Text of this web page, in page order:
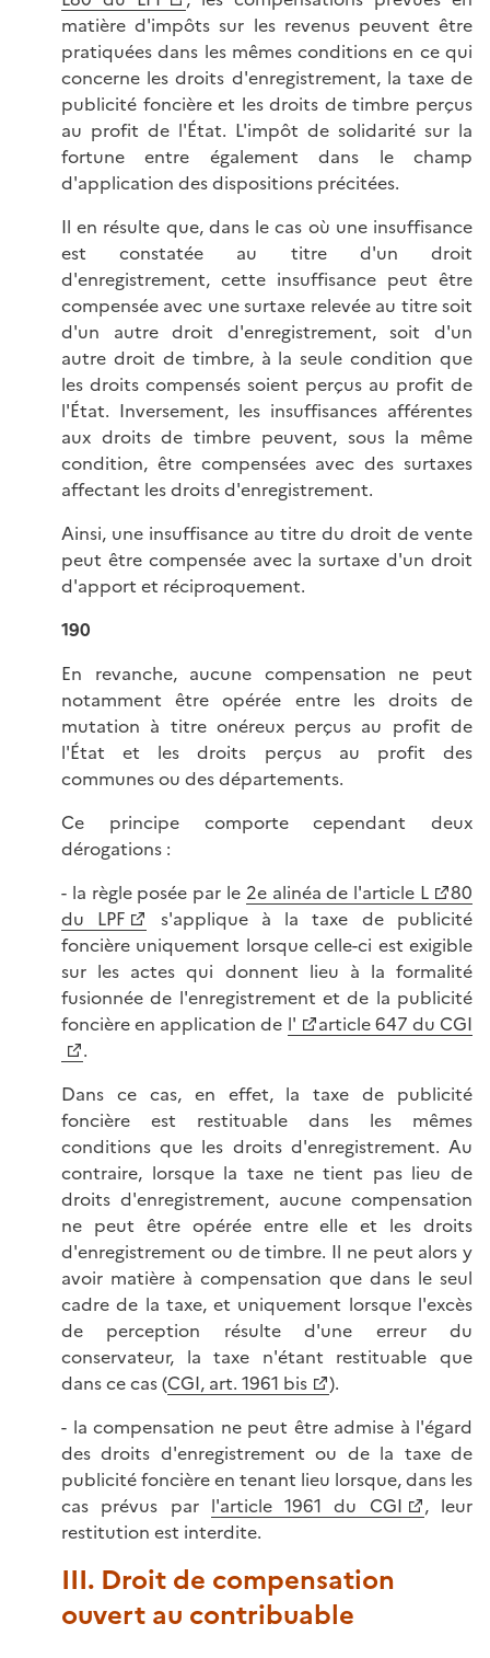
matière d'impôts sur les revenus peuvent être
pratiquées dans les mêmes conditions en ce qui
concerne les droits d'enregistrement, la taxe de
publicité foncière et les droits de timbre perçus
au profit de l'État. L'impôt de solidarité sur la
fortune entre également dans le champ
d'application des dispositions précitées.
Il en résulte que, dans le cas où une insuffisance
est constatée au titre d'un droit
d'enregistrement, cette insuffisance peut être
compensée avec une surtaxe relevée au titre soit
d'un autre droit d'enregistrement, soit d'un
autre droit de timbre, à la seule condition que
les droits compensés soient perçus au profit de
l'État. Inversement, les insuffisances afférentes
aux droits de timbre peuvent, sous la même
condition, être compensées avec des surtaxes
affectant les droits d'enregistrement.
Ainsi, une insuffisance au titre du droit de vente
peut être compensée avec la surtaxe d'un droit
d'apport et réciproquement.
190
En revanche, aucune compensation ne peut
notamment être opérée entre les droits de
mutation à titre onéreux perçus au profit de
l'État et les droits perçus au profit des
communes ou des départements.
Ce principe comporte cependant deux
dérogations :
- la règle posée par le 2e alinéa de l'article L
80
du LPF
s'applique à la taxe de publicité
foncière uniquement lorsque celle-ci est exigible
sur les actes qui donnent lieu à la formalité
fusionnée de l'enregistrement et de la publicité
foncière en application de l'
article 647 du CGI
.
Dans ce cas, en effet, la taxe de publicité
foncière est restituable dans les mêmes
conditions que les droits d'enregistrement. Au
contraire, lorsque la taxe ne tient pas lieu de
droits d'enregistrement, aucune compensation
ne peut être opérée entre elle et les droits
d'enregistrement ou de timbre. Il ne peut alors y
avoir matière à compensation que dans le seul
cadre de la taxe, et uniquement lorsque l'excès
de perception résulte d'une erreur du
conservateur, la taxe n'étant restituable que
dans ce cas (CGI, art. 1961 bis
).
- la compensation ne peut être admise à l'égard
des droits d'enregistrement ou de la taxe de
publicité foncière en tenant lieu lorsque, dans les
cas prévus par l'article 1961 du CGI
, leur
restitution est interdite.
III. Droit de compensation
ouvert au contribuable